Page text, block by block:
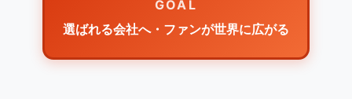
GOAL
選ばれる会社へ・ファンが世界に広がる